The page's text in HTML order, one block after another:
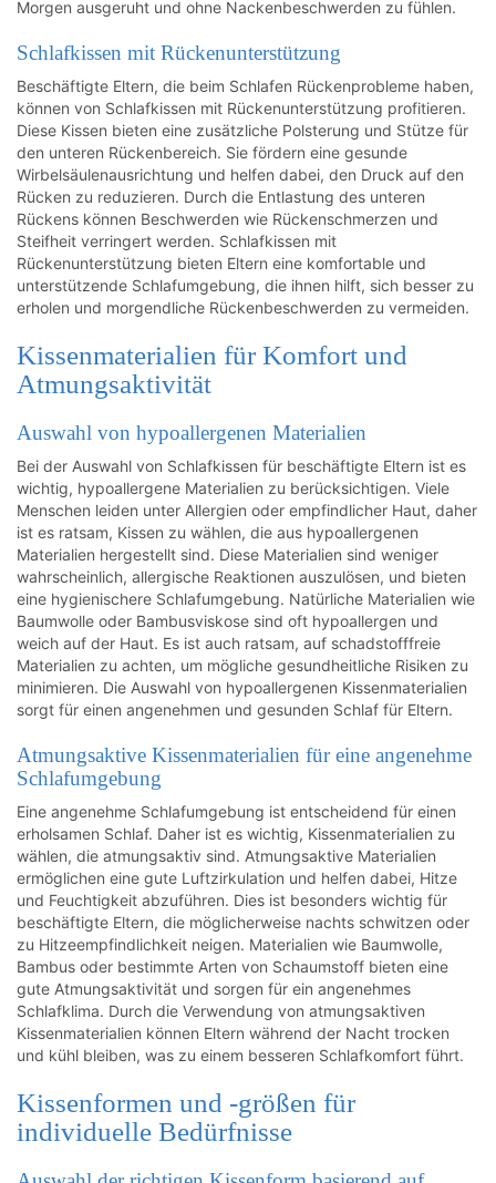
Morgen ausgeruht und ohne Nackenbeschwerden zu fühlen.
Schlafkissen mit Rückenunterstützung
Beschäftigte Eltern, die beim Schlafen Rückenprobleme haben,
können von Schlafkissen mit Rückenunterstützung profitieren.
Diese Kissen bieten eine zusätzliche Polsterung und Stütze für
den unteren Rückenbereich. Sie fördern eine gesunde
Wirbelsäulenausrichtung und helfen dabei, den Druck auf den
Rücken zu reduzieren. Durch die Entlastung des unteren
Rückens können Beschwerden wie Rückenschmerzen und
Steifheit verringert werden. Schlafkissen mit
Rückenunterstützung bieten Eltern eine komfortable und
unterstützende Schlafumgebung, die ihnen hilft, sich besser zu
erholen und morgendliche Rückenbeschwerden zu vermeiden.
Kissenmaterialien für Komfort und
Atmungsaktivität
Auswahl von hypoallergenen Materialien
Bei der Auswahl von Schlafkissen für beschäftigte Eltern ist es
wichtig, hypoallergene Materialien zu berücksichtigen. Viele
Menschen leiden unter Allergien oder empfindlicher Haut, daher
ist es ratsam, Kissen zu wählen, die aus hypoallergenen
Materialien hergestellt sind. Diese Materialien sind weniger
wahrscheinlich, allergische Reaktionen auszulösen, und bieten
eine hygienischere Schlafumgebung. Natürliche Materialien wie
Baumwolle oder Bambusviskose sind oft hypoallergen und
weich auf der Haut. Es ist auch ratsam, auf schadstofffreie
Materialien zu achten, um mögliche gesundheitliche Risiken zu
minimieren. Die Auswahl von hypoallergenen Kissenmaterialien
sorgt für einen angenehmen und gesunden Schlaf für Eltern.
Atmungsaktive Kissenmaterialien für eine angenehme
Schlafumgebung
Eine angenehme Schlafumgebung ist entscheidend für einen
erholsamen Schlaf. Daher ist es wichtig, Kissenmaterialien zu
wählen, die atmungsaktiv sind. Atmungsaktive Materialien
ermöglichen eine gute Luftzirkulation und helfen dabei, Hitze
und Feuchtigkeit abzuführen. Dies ist besonders wichtig für
beschäftigte Eltern, die möglicherweise nachts schwitzen oder
zu Hitzeempfindlichkeit neigen. Materialien wie Baumwolle,
Bambus oder bestimmte Arten von Schaumstoff bieten eine
gute Atmungsaktivität und sorgen für ein angenehmes
Schlafklima. Durch die Verwendung von atmungsaktiven
Kissenmaterialien können Eltern während der Nacht trocken
und kühl bleiben, was zu einem besseren Schlafkomfort führt.
Kissenformen und -größen für
individuelle Bedürfnisse